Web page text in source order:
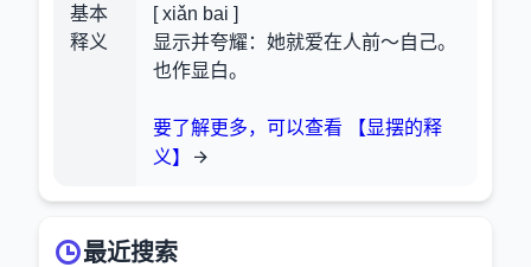
基本
释义
[ xiǎn bai ]
显示并夸耀：她就爱在人前～自己。
也作显白。
要了解更多，可以查看 【显摆的释
义】
最近搜索